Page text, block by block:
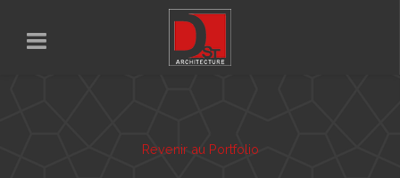
Revenir au Portfolio